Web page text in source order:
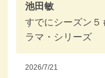
池田敏
すでにシーズン
ラマ・シリーズ
2026/7/21